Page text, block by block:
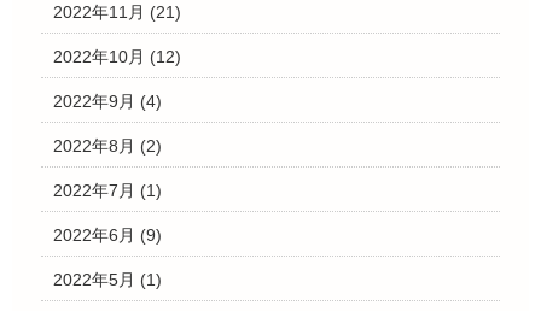
2022年11月 (21)
2022年10月 (12)
2022年9月 (4)
2022年8月 (2)
2022年7月 (1)
2022年6月 (9)
2022年5月 (1)